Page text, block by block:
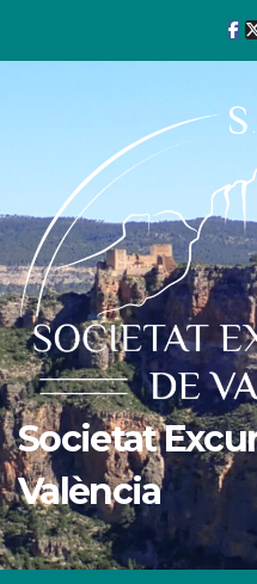
Societat
València